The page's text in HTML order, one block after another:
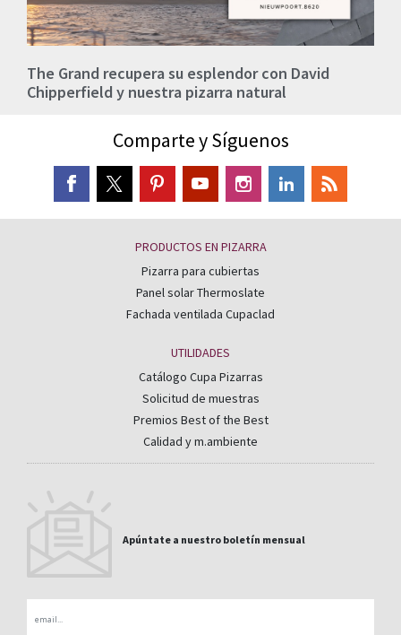
The Grand recupera su esplendor con David
Chipperfield y nuestra pizarra natural
Comparte y Síguenos
PRODUCTOS EN PIZARRA
Pizarra para cubiertas
Panel solar Thermoslate
Fachada ventilada Cupaclad
UTILIDADES
Catálogo Cupa Pizarras
Solicitud de muestras
Premios Best of the Best
Calidad y m.ambiente
Apúntate a nuestro boletín mensual